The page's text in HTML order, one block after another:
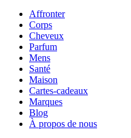
Affronter
Corps
Cheveux
Parfum
Mens
Santé
Maison
Cartes-cadeaux
Marques
Blog
À propos de nous